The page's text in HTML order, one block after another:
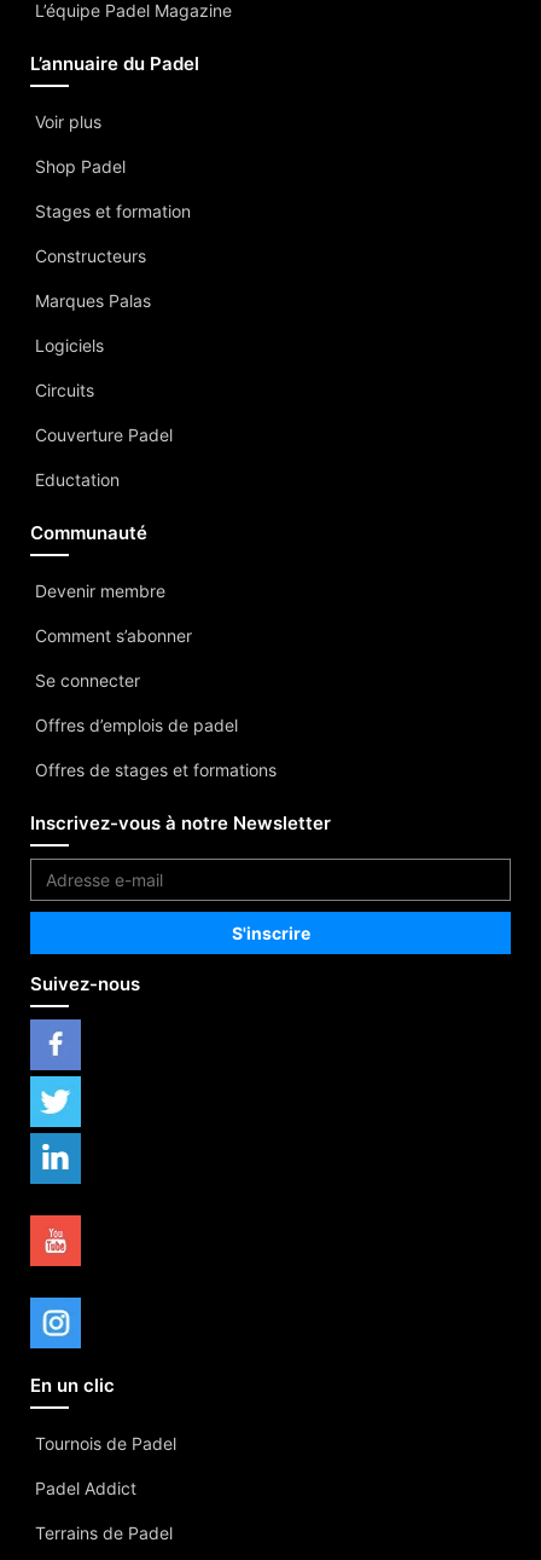
L’équipe Padel Magazine
L’annuaire du Padel
Voir plus
Shop Padel
Stages et formation
Constructeurs
Marques Palas
Logiciels
Circuits
Couverture Padel
Eductation
Communauté
Devenir membre
Comment s’abonner
Se connecter
Offres d’emplois de padel
Offres de stages et formations
Inscrivez-vous à notre Newsletter
Suivez-nous
En un clic
Tournois de Padel
Padel Addict
Terrains de Padel